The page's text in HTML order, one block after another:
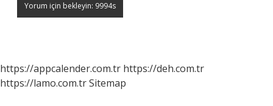
https://appcalender.com.tr https://deh.com.tr
https://lamo.com.trSitemap